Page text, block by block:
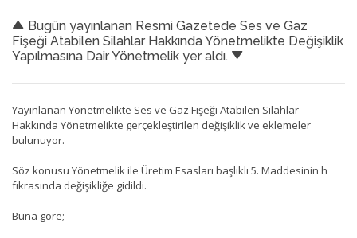
Bugün yayınlanan Resmi Gazetede Ses ve Gaz
Fişeği Atabilen Silahlar Hakkında Yönetmelikte Değişiklik
Yapılmasına Dair Yönetmelik yer aldı.
Yayınlanan Yönetmelikte Ses ve Gaz Fişeği Atabilen Silahlar
Hakkında Yönetmelikte gerçekleştirilen değişiklik ve eklemeler
bulunuyor.
Söz konusu Yönetmelik ile Üretim Esasları başlıklı 5. Maddesinin h
fıkrasında değişikliğe gidildi.
Buna göre;